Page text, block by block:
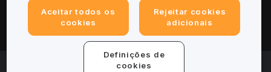
© 2025-2026 Bybit.eu. All rights reserved.
Aceitar todos os
cookies
Rejeitar cookies
adicionais
Definições de
cookies